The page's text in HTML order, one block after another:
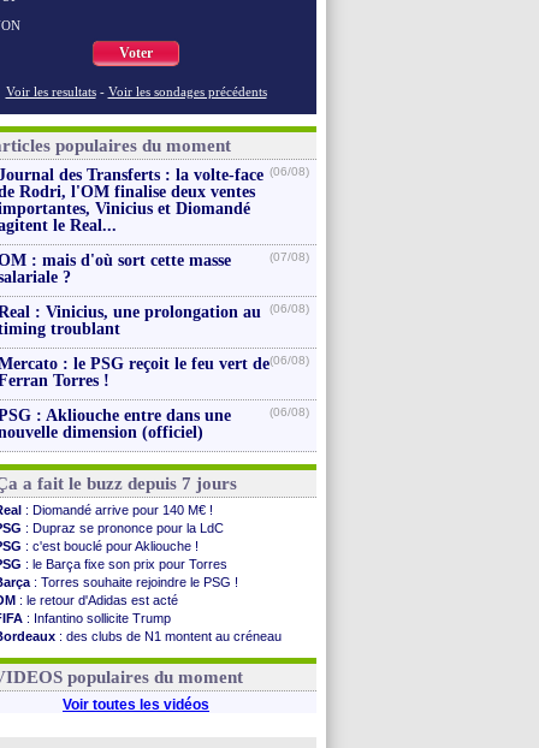
Voter
Voir les resultats - Voir les sondages précédents
populaires du moment
des Transferts : la volte-face
Rodri, l'OM finalise deux ventes
Vinicius et Diomandé
le Real...
(06/08)
: mais d'où sort cette masse
?
(07/08)
: Vinicius, une prolongation au
troublant
(06/08)
: le PSG reçoit le feu vert de
Torres !
(06/08)
: Akliouche entre dans une
dimension (officiel)
(06/08)
a fait le buzz depuis 7 jours
: Diomandé arrive pour 140 M€ !
: Dupraz se prononce pour la LdC
: c'est bouclé pour Akliouche !
: le Barça fixe son prix pour Torres
: Torres souhaite rejoindre le PSG !
: le retour d'Adidas est acté
: Infantino sollicite Trump
: des clubs de N1 montent au créneau
: le démenti de Leipzig pour Diomandé
populaires du moment
Voir toutes les vidéos